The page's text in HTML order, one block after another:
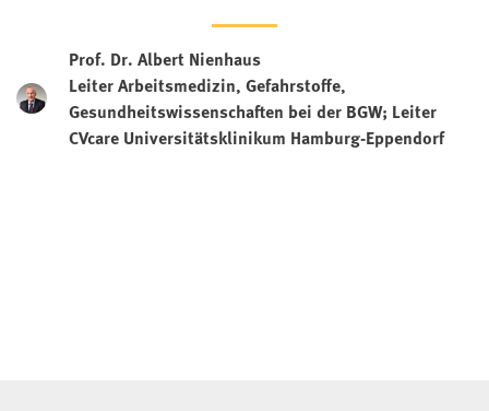
Prof. Dr. Albert Nienhaus
Leiter Arbeitsmedizin, Gefahrstoffe,
Gesundheitswissenschaften bei der BGW; Leiter
CVcare Universitätsklinikum Hamburg-Eppendorf